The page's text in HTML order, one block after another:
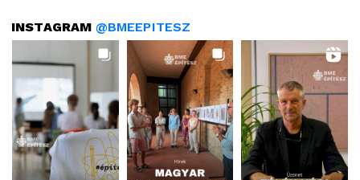
INSTAGRAM @BMEEPITESZ